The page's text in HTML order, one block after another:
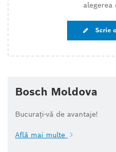
alegerea
Scrie
Bosch Moldova
Bucurați-vă de avantaje!
Află mai multe